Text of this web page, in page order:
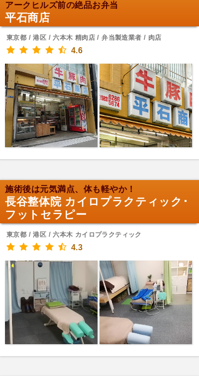
アークヒルズ前の絶品お弁当
平石商店
東京都 / 港区 / 六本木 精肉店 / 弁当製造業者 / 肉店
4.6
施術後は元気満点、体も軽やか！
長谷整体院 カイロプラクティック･
フットセラピー
東京都 / 港区 / 六本木 カイロプラクティック
4.3